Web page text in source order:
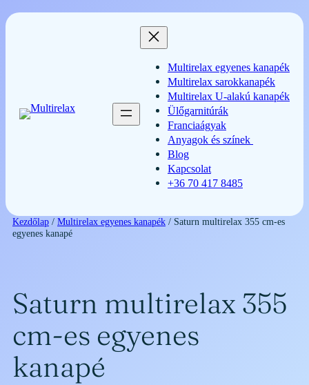
Ugrás
a
Multirelax egyenes kanapék
Multirelax sarokkanapék
Multirelax U-alakú kanapék
Ülőgarnitúrák
Franciaágyak
Anyagok és színek
Blog
Kapcsolat
+36 70 417 8485
Kezdőlap / Multirelax egyenes kanapék / Saturn multirelax 355 cm-es
egyenes kanapé
Saturn multirelax 355
cm-es egyenes
kanapé